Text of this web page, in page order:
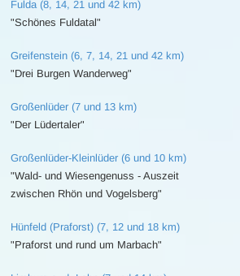
Fulda (8, 14, 21 und 42 km)
"Schönes Fuldatal"
Greifenstein (6, 7, 14, 21 und 42 km)
"Drei Burgen Wanderweg"
Großenlüder (7 und 13 km)
"Der Lüdertaler"
Großenlüder-Kleinlüder (6 und 10 km)
"Wald- und Wiesengenuss - Auszeit
zwischen Rhön und Vogelsberg"
Hünfeld (Praforst) (7, 12 und 18 km)
"Praforst und rund um Marbach"